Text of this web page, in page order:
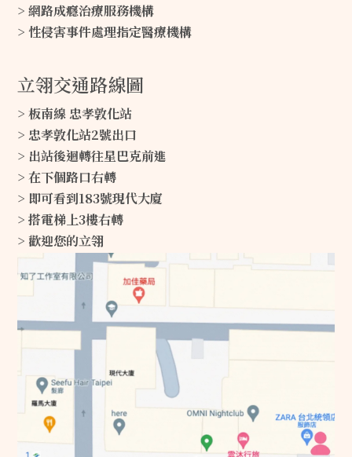
> 網路成癮治療服務機構
> 性侵害事件處理指定醫療機構
立翎交通路線圖
> 板南線 忠孝敦化站
> 忠孝敦化站2號出口
> 出站後迴轉往星巴克前進
> 在下個路口右轉
> 即可看到183號現代大廈
> 搭電梯上3樓右轉
> 歡迎您的立翎